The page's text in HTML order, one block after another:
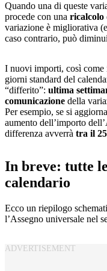
Quando una di queste
procede con una ricalcolo
variazione è migliorativa
caso contrario, può
I nuovi importi, così come
giorni standard del
“differito”: ultima
comunicazione della
Per esempio, se si
aumento dell’importo
differenza avverrà tra il
In breve: tutte
calendario
Ecco un riepilogo
l’Assegno universale nel